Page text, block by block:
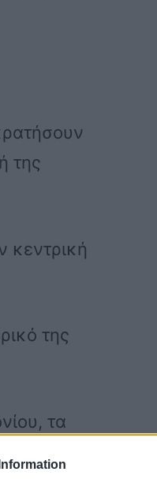
της
κεντρική
της
τα